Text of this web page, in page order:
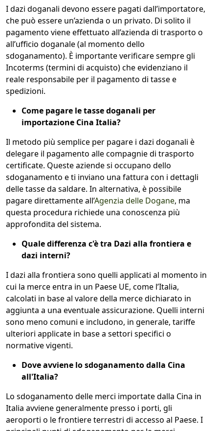
I dazi doganali devono essere pagati dall’importatore,
che può essere un’azienda o un privato. Di solito il
pagamento viene effettuato all’azienda di trasporto o
all’ufficio doganale (al momento dello
sdoganamento). È importante verificare sempre gli
Incoterms (termini di acquisto) che evidenziano il
reale responsabile per il pagamento di tasse e
spedizioni.
Come pagare le tasse doganali per
importazione Cina Italia?
Il metodo più semplice per pagare i dazi doganali è
delegare il pagamento alle compagnie di trasporto
certificate. Queste aziende si occupano dello
sdoganamento e ti inviano una fattura con i dettagli
delle tasse da saldare. In alternativa, è possibile
pagare direttamente all’Agenzia delle Dogane, ma
questa procedura richiede una conoscenza più
approfondita del sistema.
Quale differenza c'è tra Dazi alla frontiera e
dazi interni?
I dazi alla frontiera sono quelli applicati al momento in
cui la merce entra in un Paese UE, come l’Italia,
calcolati in base al valore della merce dichiarato in
aggiunta a una eventuale assicurazione. Quelli interni
sono meno comuni e includono, in generale, tariffe
ulteriori applicate in base a settori specifici o
normative vigenti.
Dove avviene lo sdoganamento dalla Cina
all'Italia?
Lo sdoganamento delle merci importate dalla Cina in
Italia avviene generalmente presso i porti, gli
aeroporti o le frontiere terrestri di accesso al Paese. I